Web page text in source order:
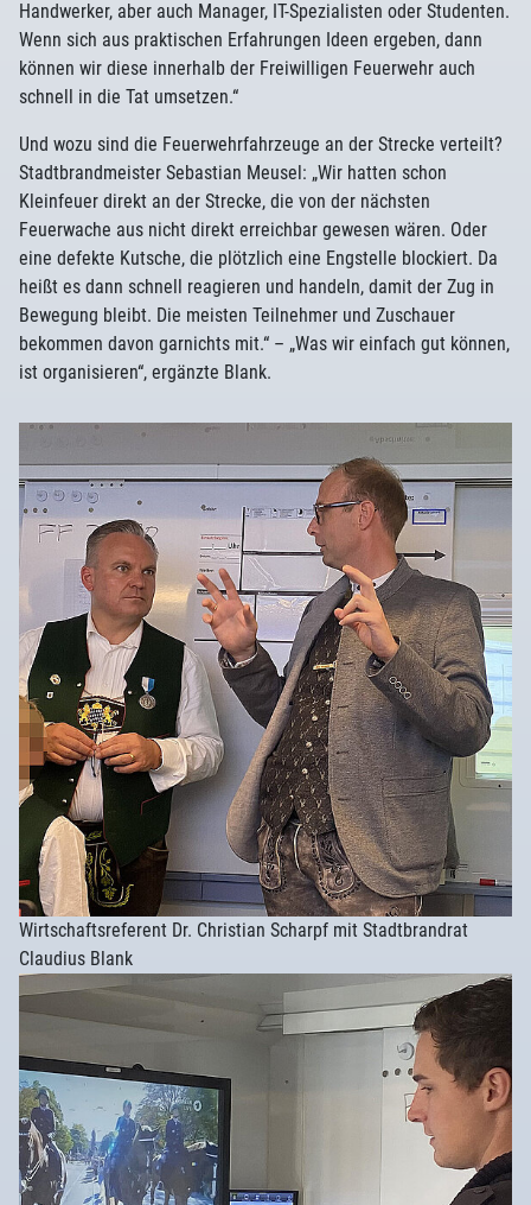
Handwerker, aber auch Manager, IT-Spezialisten oder Studenten.
Wenn sich aus praktischen Erfahrungen Ideen ergeben, dann
können wir diese innerhalb der Freiwilligen Feuerwehr auch
schnell in die Tat umsetzen.“
Und wozu sind die Feuerwehrfahrzeuge an der Strecke verteilt?
Stadtbrandmeister Sebastian Meusel: „Wir hatten schon
Kleinfeuer direkt an der Strecke, die von der nächsten
Feuerwache aus nicht direkt erreichbar gewesen wären. Oder
eine defekte Kutsche, die plötzlich eine Engstelle blockiert. Da
heißt es dann schnell reagieren und handeln, damit der Zug in
Bewegung bleibt. Die meisten Teilnehmer und Zuschauer
bekommen davon garnichts mit.“ – „Was wir einfach gut können,
ist organisieren“, ergänzte Blank.
Wirtschaftsreferent Dr. Christian Scharpf mit Stadtbrandrat
Claudius Blank